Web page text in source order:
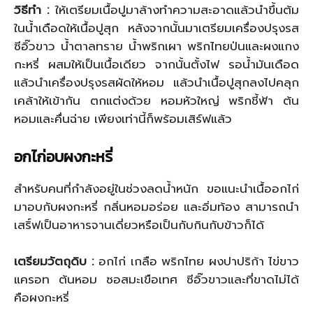
วิธีทำ : ให้เตรียมเนื้อปูมาล้างทำความสะอาดแล้วนำขึ้นต้ม
ในน้ำเดือดให้เนื้อปูสุก หลังจากนั้นมาเตรียมเครื่องปรุงรส
ซีอิ๊วขาว น้ำตาลทราย น้ำพริกเผา พริกไทยป่นและผงแกง
กะหรี่ ผสมให้เป็นเนื้อเดียว จากนั้นตั้งไฟ รอน้ำมันเดือด
แล้วนำเครื่องปรุงรสผัดให้หอม แล้วนำเนื้อปูสุกลงไปคลุก
เคล้าให้เข้ากัน ตกแต่งด้วย หอมหัวใหญ่ พริกชี้ฟ้า ต้น
หอมและคื่นฉ่าย เพียงเท่านี้ก็พร้อมเสิร์ฟแล้ว
อกไก่อบผงกะหรี่
สำหรับคนที่กำลังอยู่ในช่วงลดน้ำหนัก ขอแนะนำเนื้ออกไก่
มาอบกับผงกะหรี่ กลิ่นหอมอร่อย และอิ่มท้อง สามารถนำ
เสริ์ฟเป็นอาหารจานเดี่ยวหรือเป็นกับกินกับข้าวก็ได้
เตรียมวัตถุดิบ :อกไก่ เกลือ พริกไทย ผงปาปริก้า ไข่ขาว
แครอท ต้นหอม ซอสมะเขือเทศ ซีอิ๊วขาวและที่ขาดไม่ได้
คือผงกะหรี่